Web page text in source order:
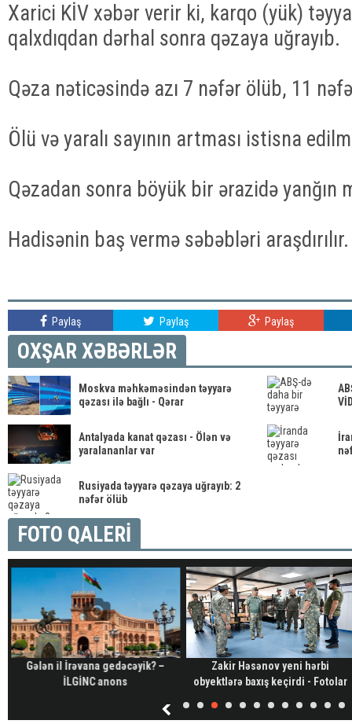
Xarici KİV xəbər verir ki, karqo (yük)
qalxdıqdan dərhal sonra qəzaya uğrayıb.
Qəza nəticəsində azı 7 nəfər ölüb, 11
Ölü və yaralı sayının artması istisna
Qəzadan sonra böyük bir ərazidə yanğın
Hadisənin baş vermə səbəbləri araşdırılır.
Paylaş Paylaş Paylaş
OXŞAR XƏBƏRLƏR
Moskva məhkəməsindən təyyarə
qəzası ilə bağlı - Qərar
Antalyada kanat qəzası - Ölən və
yaralananlar var
Rusiyada təyyarə qəzaya uğrayıb: 2
nəfər ölüb
FOTO QALERİ
Gələn il İrəvana gedəcəyik? –
İLGİNC anons
Zakir Həsənov yeni hərbi
obyektlərə baxış keçirdi - Fotolar